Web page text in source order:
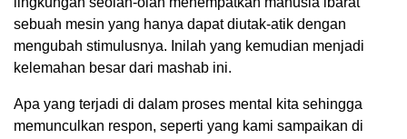
sebuah mesin yang hanya dapat diutak-atik dengan
mengubah stimulusnya. Inilah yang kemudian menjadi
kelemahan besar dari mashab ini.
Apa yang terjadi di dalam proses mental kita sehingga
memunculkan respon, seperti yang kami sampaikan di